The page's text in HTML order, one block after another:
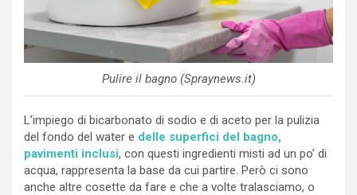
Pulire il bagno (Spraynews.it)
L’impiego di bicarbonato di sodio e di aceto per la pulizia
del fondo del water e delle superfici del bagno,
pavimenti inclusi, con questi ingredienti misti ad un po’ di
acqua, rappresenta la base da cui partire. Però ci sono
anche altre cosette da fare e che a volte tralasciamo, o